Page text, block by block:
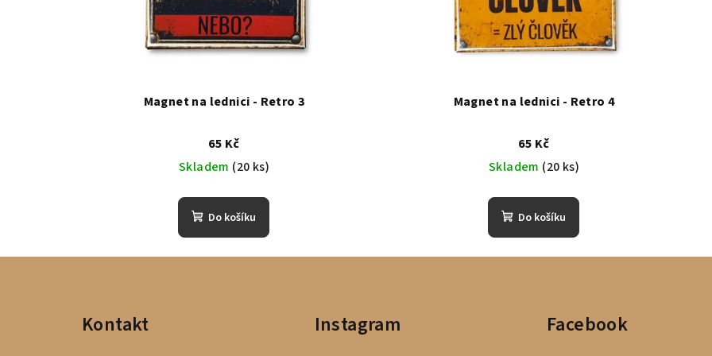
Magnet na lednici - Retro 3
65 Kč
Skladem (20 ks)
Do košíku
Magnet na lednici - Retro 4
65 Kč
Skladem (20 ks)
Do košíku
Kontakt Instagram Facebook